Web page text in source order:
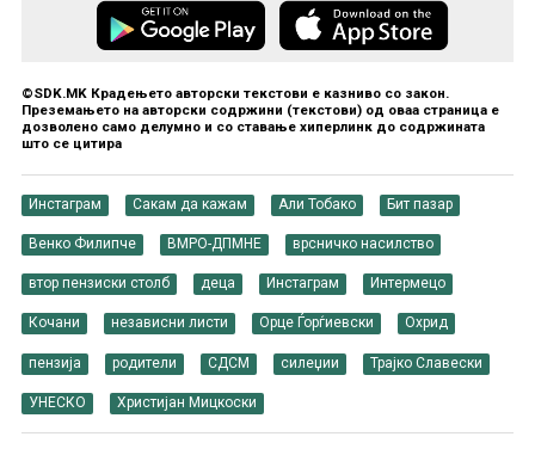
©SDK.MK Крадењето авторски текстови е казниво со закон.
Преземањето на авторски содржини (текстови) од оваа страница е
дозволено само делумно и со ставање хиперлинк до содржината
што се цитира
Инстаграм Сакам да кажам Али Тобако Бит пазар
Венко Филипче ВМРО-ДПМНЕ врсничко насилство
втор пензиски столб деца Инстаграм Интермецо
Кочани независни листи Орце Ѓорѓиевски Охрид
пензија родители СДСМ силеџии Трајко Славески
УНЕСКО Христијан Мицкоски